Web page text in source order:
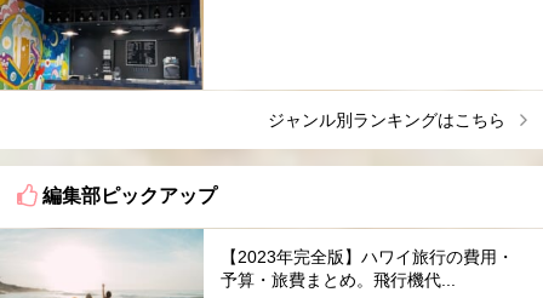
ジャンル別ランキングはこちら
編集部ピックアップ
【2023年完全版】ハワイ旅行の費用・
予算・旅費まとめ。飛行機代...